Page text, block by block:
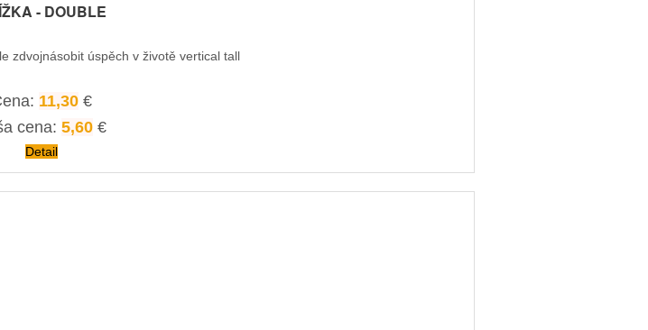
- DOUBLE
zdvojnásobit úspěch v životě vertical tall
11,30 €
cena: 5,60 €
Detail